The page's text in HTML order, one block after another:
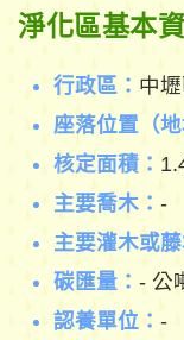
淨化區基本
行政區： 中
座落位置（地
核定面積：
主要喬木： -
主要灌木或藤
碳匯量： - 公
認養單位： -